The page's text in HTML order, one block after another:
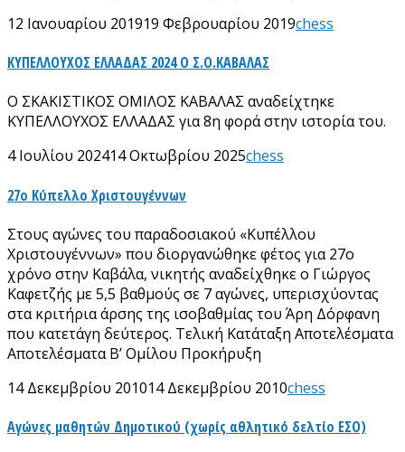
12 Ιανουαρίου 201919 Φεβρουαρίου 2019chess
ΚΥΠΕΛΛΟΥΧΟΣ ΕΛΛΑΔΑΣ 2024 Ο Σ.Ο.ΚΑΒΑΛΑΣ
O ΣΚΑΚΙΣΤΙΚΟΣ ΟΜΙΛΟΣ ΚΑΒΑΛΑΣ αναδείχτηκε
ΚΥΠΕΛΛΟΥΧΟΣ ΕΛΛΑΔΑΣ για 8η φορά στην ιστορία του.
4 Ιουλίου 202414 Οκτωβρίου 2025chess
27ο Κύπελλο Χριστουγέννων
Στους αγώνες του παραδοσιακού «Κυπέλλου
Χριστουγέννων» που διοργανώθηκε φέτος για 27ο
χρόνο στην Καβάλα, νικητής αναδείχθηκε ο Γιώργος
Καφετζής με 5,5 βαθμούς σε 7 αγώνες, υπερισχύοντας
στα κριτήρια άρσης της ισοβαθμίας του Άρη Δόρφανη
που κατετάγη δεύτερος. Τελική Κατάταξη Αποτελέσματα
Αποτελέσματα Β’ Ομίλου Προκήρυξη
14 Δεκεμβρίου 201014 Δεκεμβρίου 2010chess
Αγώνες μαθητών Δημοτικού (χωρίς αθλητικό δελτίο ΕΣΟ)